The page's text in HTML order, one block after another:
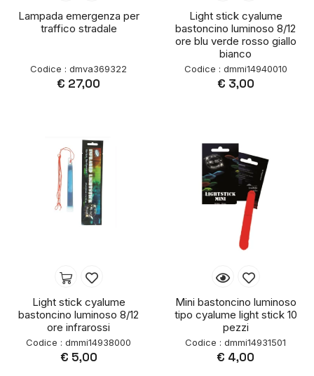
Lampada emergenza per
traffico stradale
Codice : dmva369322
€ 27,00
Light stick cyalume
bastoncino luminoso 8/12
ore blu verde rosso giallo
bianco
Codice : dmmi14940010
€ 3,00
Light stick cyalume
bastoncino luminoso 8/12
ore infrarossi
Codice : dmmi14938000
€ 5,00
Mini bastoncino luminoso
tipo cyalume light stick 10
pezzi
Codice : dmmi14931501
€ 4,00